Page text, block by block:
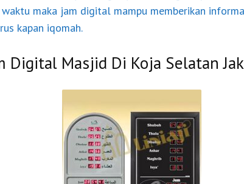
maka jam digital mampu memberikan
kapan iqomah.
Digital Masjid Di Koja Selatan